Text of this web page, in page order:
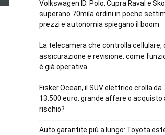
Volkswagen ID. Polo, Cupra Raval e
superano 70mila ordini in poche
prezzi e autonomia spiegano il boom
La telecamera che controlla cellulare,
assicurazione e revisione: come
è già operativa
Fisker Ocean, il SUV elettrico crolla da
13.500 euro: grande affare o acquisto
rischio?
Auto garantite più a lungo: Toyota